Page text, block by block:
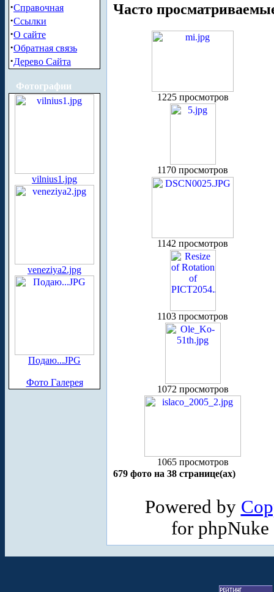
·Справочная
·Ссылки
·О сайте
·Обратная связь
·Дерево Сайта
Фотографии
vilnius1.jpg
veneziya2.jpg
Подаю...JPG
Фото Галерея
Часто
1225 просмотров
1170 просмотров
1142 просмотров
1103 просмотров
1072 просмотров
1065 просмотров
679 фото на 38 странице(ах)
Powered by
for